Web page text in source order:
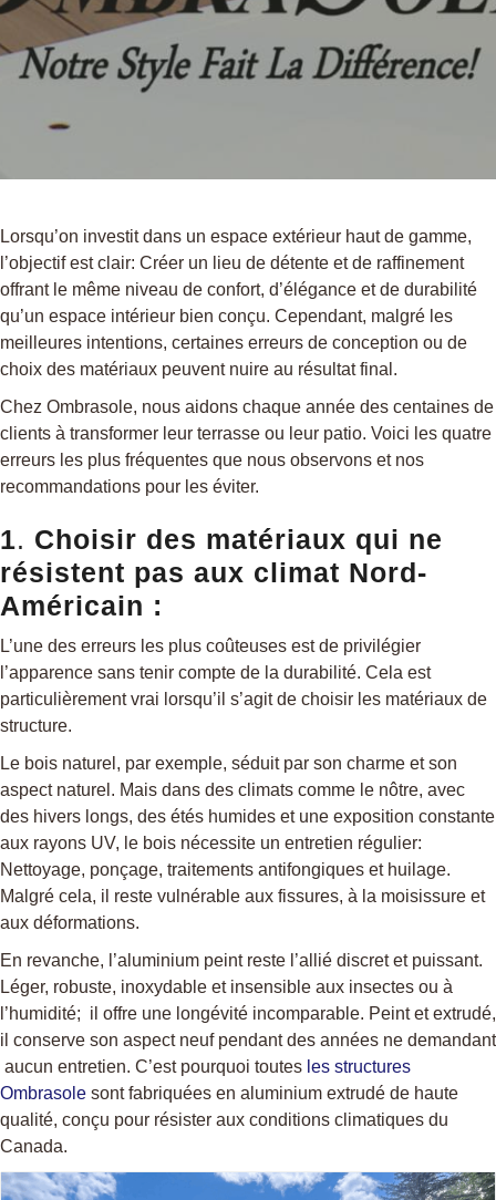
Lorsqu’on investit dans un espace extérieur haut de gamme,
l’objectif est clair: Créer un lieu de détente et de raffinement
offrant le même niveau de confort, d’élégance et de durabilité
qu’un espace intérieur bien conçu. Cependant, malgré les
meilleures intentions, certaines erreurs de conception ou de
choix des matériaux peuvent nuire au résultat final.
Chez Ombrasole, nous aidons chaque année des centaines de
clients à transformer leur terrasse ou leur patio. Voici les quatre
erreurs les plus fréquentes que nous observons et nos
recommandations pour les éviter.
1. Choisir des matériaux qui ne
résistent pas aux climat Nord-
Américain :
L’une des erreurs les plus coûteuses est de privilégier
l’apparence sans tenir compte de la durabilité. Cela est
particulièrement vrai lorsqu’il s’agit de choisir les matériaux de
structure.
Le bois naturel, par exemple, séduit par son charme et son
aspect naturel. Mais dans des climats comme le nôtre, avec
des hivers longs, des étés humides et une exposition constante
aux rayons UV, le bois nécessite un entretien régulier:
Nettoyage, ponçage, traitements antifongiques et huilage.
Malgré cela, il reste vulnérable aux fissures, à la moisissure et
aux déformations.
En revanche, l’aluminium peint reste l’allié discret et puissant.
Léger, robuste, inoxydable et insensible aux insectes ou à
l’humidité; il offre une longévité incomparable. Peint et extrudé,
il conserve son aspect neuf pendant des années ne demandant
aucun entretien. C’est pourquoi toutes les structures
Ombrasole sont fabriquées en aluminium extrudé de haute
qualité, conçu pour résister aux conditions climatiques du
Canada.